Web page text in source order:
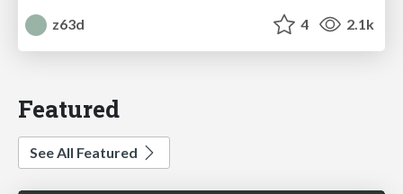
z63d
4 2.1k
Featured
See All Featured